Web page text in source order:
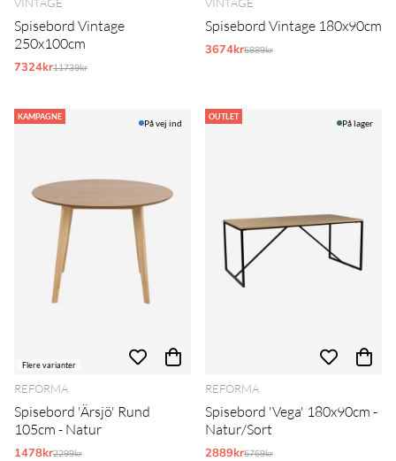
Spisebord Vintage
250x100cm
7324krNormalpris:
11739kr
Spisebord Vintage 180x90cm
3674krNormalpris:
5889kr
KAMPAGNE
Flere varianter
På vej ind
REFORMA
Spisebord 'Ärsjö' Rund
105cm - Natur
1478krNormalpris:
2299kr
OUTLET
På lager
REFORMA
Spisebord 'Vega' 180x90cm -
Natur/Sort
2889krNormalpris:
5769kr